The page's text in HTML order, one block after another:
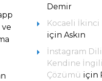
Demir
Kocaeli İkinci
için Askın
İnstagram
Kendine
Çözümü için